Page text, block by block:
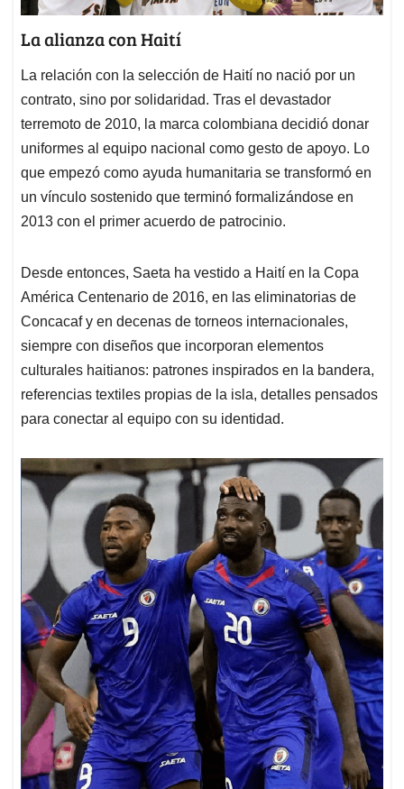
La alianza con Haití
La relación con la selección de Haití no nació por un
contrato, sino por solidaridad. Tras el devastador
terremoto de 2010, la marca colombiana decidió donar
uniformes al equipo nacional como gesto de apoyo. Lo
que empezó como ayuda humanitaria se transformó en
un vínculo sostenido que terminó formalizándose en
2013 con el primer acuerdo de patrocinio.
Desde entonces, Saeta ha vestido a Haití en la Copa
América Centenario de 2016, en las eliminatorias de
Concacaf y en decenas de torneos internacionales,
siempre con diseños que incorporan elementos
culturales haitianos: patrones inspirados en la bandera,
referencias textiles propias de la isla, detalles pensados
para conectar al equipo con su identidad.